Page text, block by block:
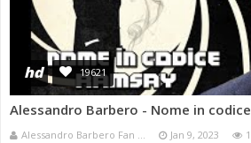
hd 19621
Alessandro Barbero - Nome in
Alessandro Barbero Fan ... Jan 9, 2023